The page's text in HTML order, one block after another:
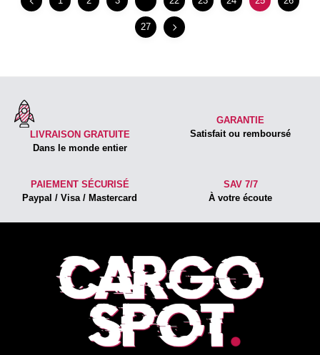
27
LIVRAISON GRATUITE
Dans le monde entier
GARANTIE
Satisfait ou remboursé
PAIEMENT SÉCURISÉ
Paypal / Visa / Mastercard
SAV 7/7
À votre écoute